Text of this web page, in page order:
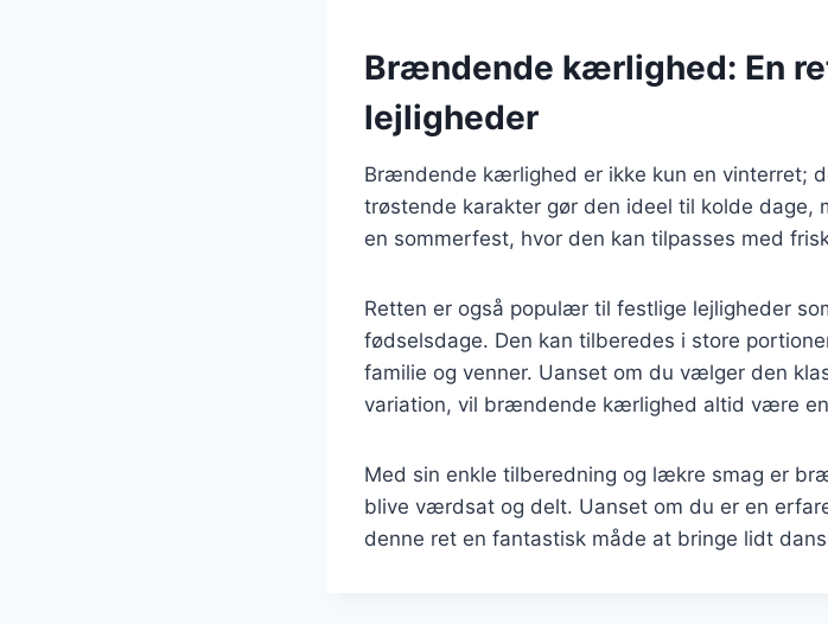
Brændende kærlighed: En
lejligheder
Brændende kærlighed er ikke kun en vinterret;
trøstende karakter gør den ideel til kolde dage,
en sommerfest, hvor den kan tilpasses med
Retten er også populær til festlige lejligheder
fødselsdage. Den kan tilberedes i store
familie og venner. Uanset om du vælger den
variation, vil brændende kærlighed altid være
Med sin enkle tilberedning og lækre smag er
blive værdsat og delt. Uanset om du er en
denne ret en fantastisk måde at bringe lidt